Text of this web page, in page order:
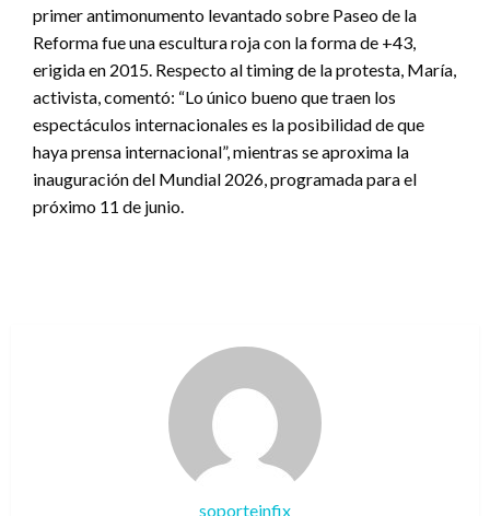
primer antimonumento levantado sobre Paseo de la
Reforma fue una escultura roja con la forma de +43,
erigida en 2015. Respecto al timing de la protesta, María,
activista, comentó: “Lo único bueno que traen los
espectáculos internacionales es la posibilidad de que
haya prensa internacional”, mientras se aproxima la
inauguración del Mundial 2026, programada para el
próximo 11 de junio.
soporteinfix